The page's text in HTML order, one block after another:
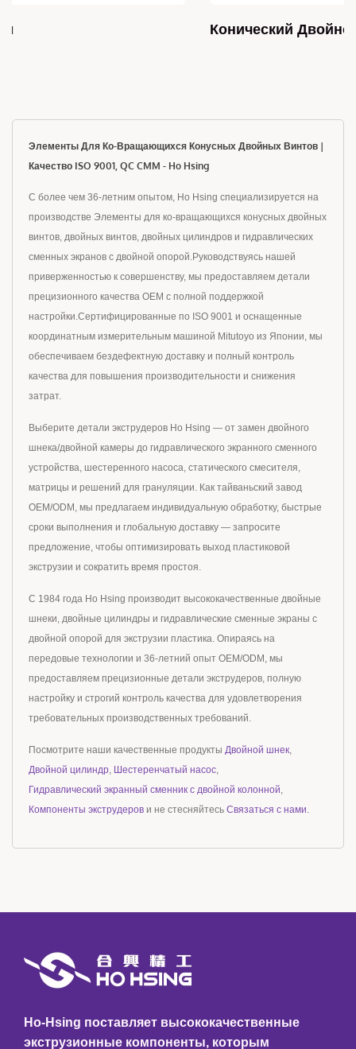
Конический Двойной Винт
Элементы Для Ко-Вращающихся Конусных Двойных Винтов |
Качество ISO 9001, QC CMM - Ho Hsing
С более чем 36-летним опытом, Ho Hsing специализируется на
производстве Элементы для ко-вращающихся конусных двойных
винтов, двойных винтов, двойных цилиндров и гидравлических
сменных экранов с двойной опорой.Руководствуясь нашей
приверженностью к совершенству, мы предоставляем детали
прецизионного качества OEM с полной поддержкой
настройки.Сертифицированные по ISO 9001 и оснащенные
координатным измерительным машиной Mitutoyo из Японии, мы
обеспечиваем бездефектную доставку и полный контроль
качества для повышения производительности и снижения
затрат.
Выберите детали экструдеров Ho Hsing — от замен двойного
шнека/двойной камеры до гидравлического экранного сменного
устройства, шестеренного насоса, статического смесителя,
матрицы и решений для грануляции. Как тайваньский завод
OEM/ODM, мы предлагаем индивидуальную обработку, быстрые
сроки выполнения и глобальную доставку — запросите
предложение, чтобы оптимизировать выход пластиковой
экструзии и сократить время простоя.
С 1984 года Ho Hsing производит высококачественные двойные
шнеки, двойные цилиндры и гидравлические сменные экраны с
двойной опорой для экструзии пластика. Опираясь на
передовые технологии и 36-летний опыт OEM/ODM, мы
предоставляем прецизионные детали экструдеров, полную
настройку и строгий контроль качества для удовлетворения
требовательных производственных требований.
Посмотрите наши качественные продукты Двойной шнек,
Двойной цилиндр, Шестеренчатый насос,
Гидравлический экранный сменник с двойной колонной,
Компоненты экструдеров и не стесняйтесь Связаться с нами.
Ho-Hsing поставляет высококачественные
экструзионные компоненты, которым